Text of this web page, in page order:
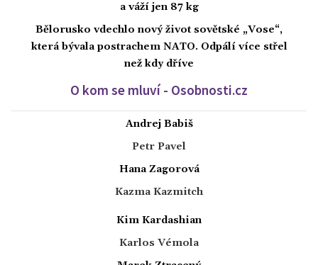
a váží jen 87 kg
Bělorusko vdechlo nový život sovětské „Vose“,
která bývala postrachem NATO. Odpálí více střel
než kdy dříve
O kom se mluví - Osobnosti.cz
Andrej Babiš
Petr Pavel
Hana Zagorová
Kazma Kazmitch
Kim Kardashian
Karlos Vémola